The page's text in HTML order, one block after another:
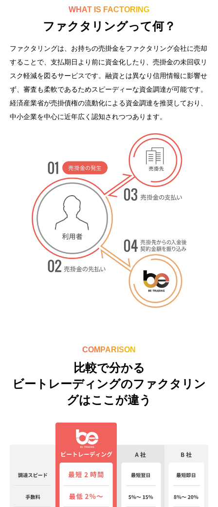
WHAT IS FACTORING
ファクタリングって何？
ファクタリングは、お持ちの売掛金をファクタリング会社に売却
することで、支払期日より前に資金化したり、売掛金の未回収リ
スク軽減を図るサービスです。 融資とは異なり信用情報に影響せ
ず、審査も柔軟であるためスピーディーな資金調達が可能です。
経済産業省が売掛債権の流動化による資金調達を推奨しており、
中小企業を中心に近年広く認知されつつあります。
COMPARISON
比較で分かる
ビートレーディングのファクタリン
グはここが違う